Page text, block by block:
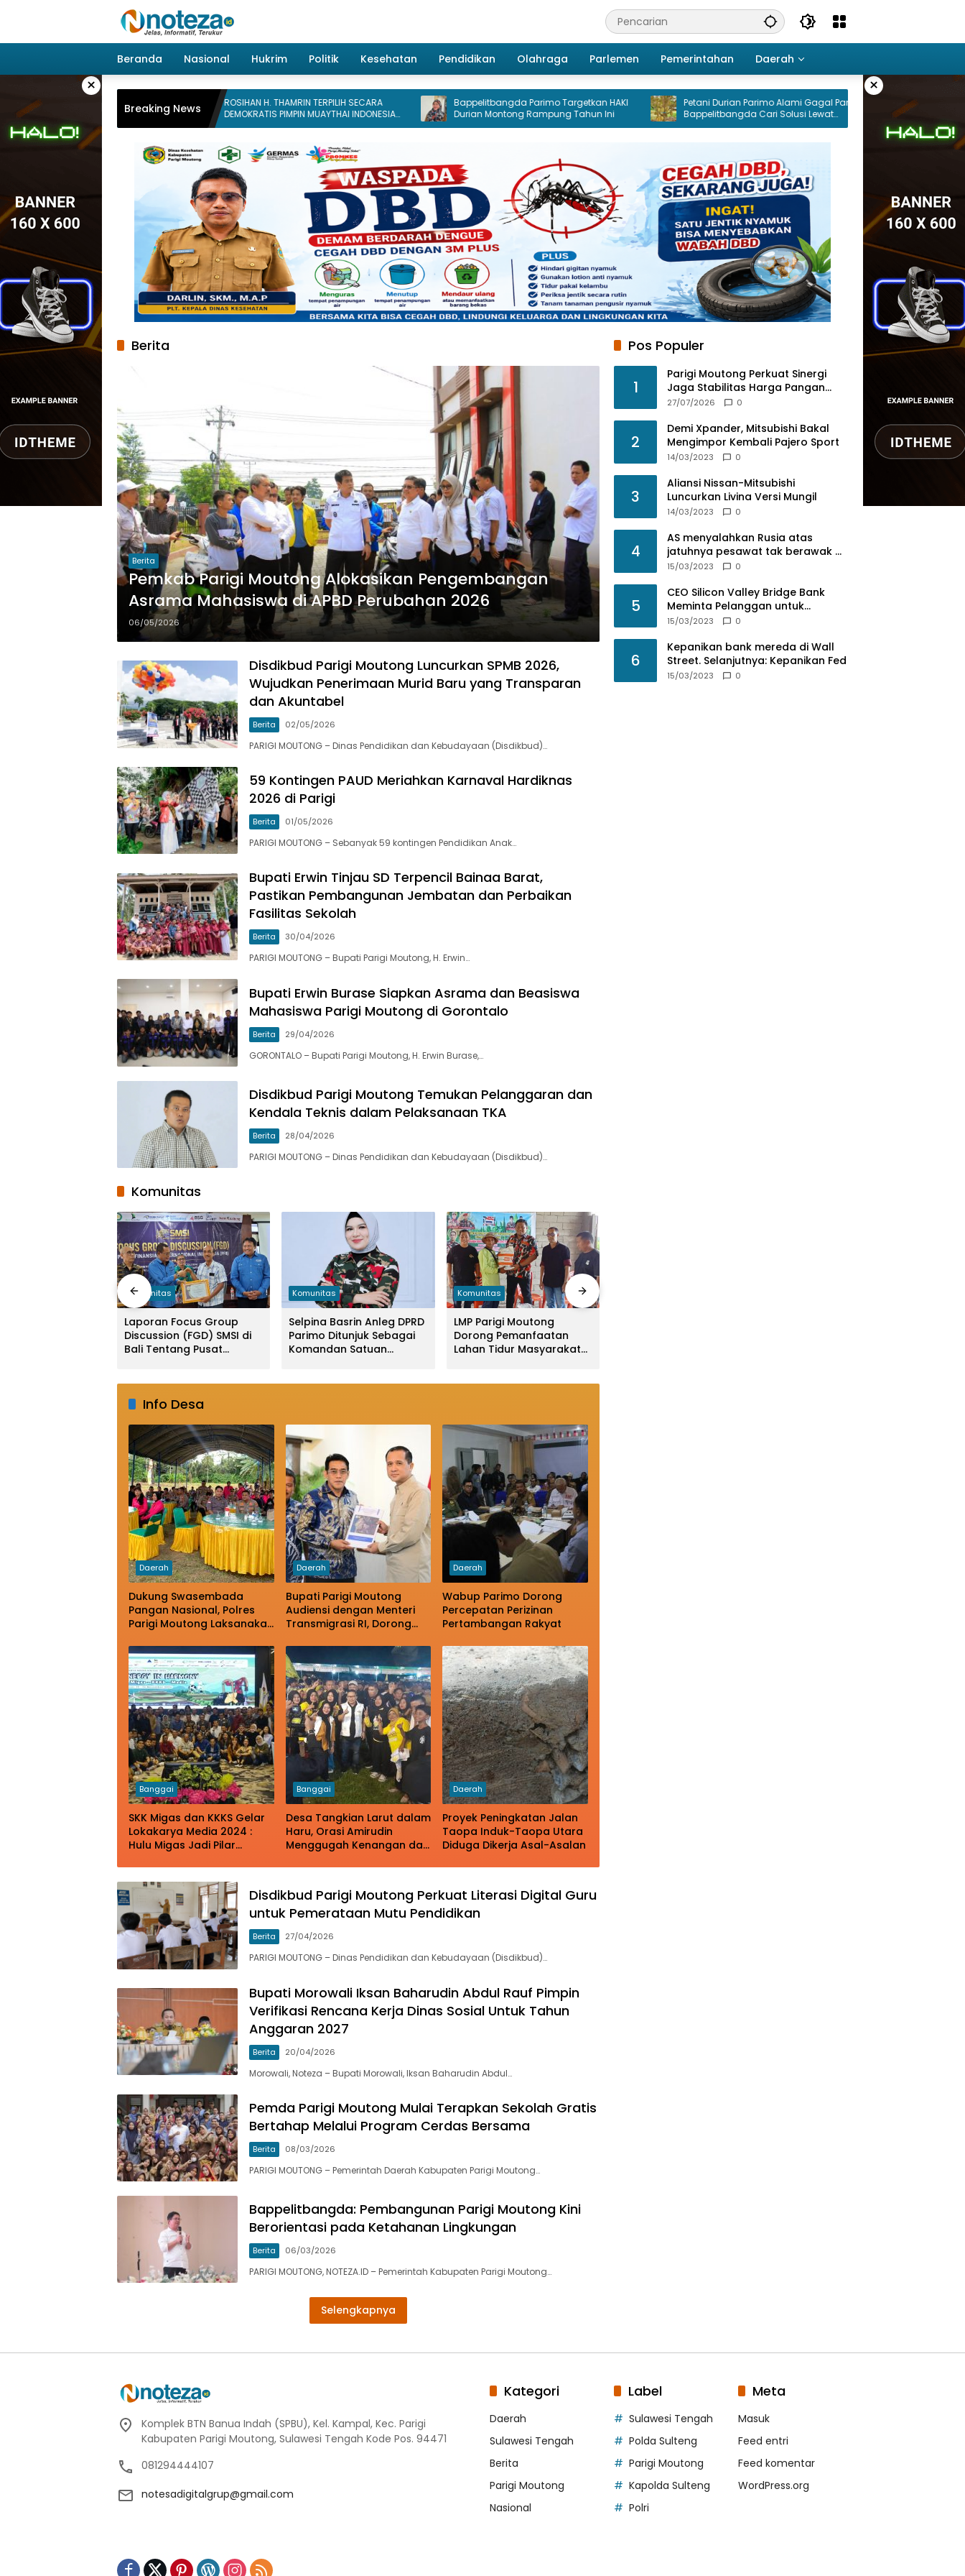
Beranda
Nasional Hukrim Politik Kesehatan Pendidikan Olahraga Parlemen Pemerintahan Daerah
× ×
Breaking News
Digelar,
Ajak Masyarakat
ROSIHAN H. THAMRIN TERPILIH SECARA
DEMOKRATIS PIMPIN MUAYTHAI INDONESIA
KOTA PALU
Bappelitbangda Parimo Targetkan HAKI
Durian Montong Rampung Tahun Ini
Petani Durian Parimo Alami Gagal Panen,
Bappelitbangda Cari Solusi Lewat
Penelitian
LMP Parimo Dorong Pemda
Masterplan Drainase Kota
Optimalisasi Kanal
Berita
Berita
Pemkab Parigi Moutong Alokasikan Pengembangan
Asrama Mahasiswa di APBD Perubahan 2026
06/05/2026
Disdikbud Parigi Moutong Luncurkan SPMB 2026,
Wujudkan Penerimaan Murid Baru yang Transparan
dan Akuntabel
Berita 02/05/2026
PARIGI MOUTONG – Dinas Pendidikan dan Kebudayaan (Disdikbud)…
59 Kontingen PAUD Meriahkan Karnaval Hardiknas
2026 di Parigi
Berita 01/05/2026
PARIGI MOUTONG – Sebanyak 59 kontingen Pendidikan Anak…
Bupati Erwin Tinjau SD Terpencil Bainaa Barat,
Pastikan Pembangunan Jembatan dan Perbaikan
Fasilitas Sekolah
Berita 30/04/2026
PARIGI MOUTONG – Bupati Parigi Moutong, H. Erwin…
Bupati Erwin Burase Siapkan Asrama dan Beasiswa
Mahasiswa Parigi Moutong di Gorontalo
Berita 29/04/2026
GORONTALO – Bupati Parigi Moutong, H. Erwin Burase,…
Disdikbud Parigi Moutong Temukan Pelanggaran dan
Kendala Teknis dalam Pelaksanaan TKA
Berita 28/04/2026
PARIGI MOUTONG – Dinas Pendidikan dan Kebudayaan (Disdikbud)…
Komunitas
Komunitas
Laporan Focus Group
Discussion (FGD) SMSI di
Bali Tentang Pusat
Arbitrage dan
Komunitas
Selpina Basrin Anleg DPRD
Parimo Ditunjuk Sebagai
Komandan Satuan
Komunitas
LMP Parigi Moutong
Dorong Pemanfaatan
Lahan Tidur Masyarakat
Info Desa
Daerah
Dukung Swasembada
Pangan Nasional, Polres
Parigi Moutong Laksanakan
Serentak
Daerah
Bupati Parigi Moutong
Audiensi dengan Menteri
Transmigrasi RI, Dorong
Transmigrasi Bahari Tomini
Raya
Daerah
Wabup Parimo Dorong
Percepatan Perizinan
Pertambangan Rakyat
Banggai
SKK Migas dan KKKS Gelar
Lokakarya Media 2024 :
Hulu Migas Jadi Pilar
Banggai
Desa Tangkian Larut dalam
Haru, Orasi Amirudin
Menggugah Kenangan dan
Daerah
Proyek Peningkatan Jalan
Taopa Induk-Taopa Utara
Diduga Dikerja Asal-Asalan
Disdikbud Parigi Moutong Perkuat Literasi Digital Guru
untuk Pemerataan Mutu Pendidikan
Berita 27/04/2026
PARIGI MOUTONG – Dinas Pendidikan dan Kebudayaan (Disdikbud)…
Bupati Morowali Iksan Baharudin Abdul Rauf Pimpin
Verifikasi Rencana Kerja Dinas Sosial Untuk Tahun
Anggaran 2027
Berita 20/04/2026
Morowali, Noteza – Bupati Morowali, Iksan Baharudin Abdul…
Pemda Parigi Moutong Mulai Terapkan Sekolah Gratis
Bertahap Melalui Program Cerdas Bersama
Berita 08/03/2026
PARIGI MOUTONG – Pemerintah Daerah Kabupaten Parigi Moutong…
Bappelitbangda: Pembangunan Parigi Moutong Kini
Berorientasi pada Ketahanan Lingkungan
Berita 06/03/2026
PARIGI MOUTONG, NOTEZA.ID – Pemerintah Kabupaten Parigi Moutong…
Selengkapnya
Pos Populer
1
Parigi Moutong Perkuat Sinergi
Jaga Stabilitas Harga Pangan
Lewat Rakor Inflasi Nasional
27/07/2026 0
2
Demi Xpander, Mitsubishi Bakal
Mengimpor Kembali Pajero Sport
14/03/2023 0
3
Aliansi Nissan-Mitsubishi
Luncurkan Livina Versi Mungil
14/03/2023 0
4
AS menyalahkan Rusia atas
jatuhnya pesawat tak berawak di
Laut Hitam, Moskow menyangkal
15/03/2023 0
5
CEO Silicon Valley Bridge Bank
Meminta Pelanggan untuk
menyetor ulang dana Mereka
15/03/2023 0
6
Kepanikan bank mereda di Wall
Street. Selanjutnya: Kepanikan Fed
15/03/2023 0
Komplek BTN Banua Indah (SPBU), Kel. Kampal, Kec. Parigi
Kabupaten Parigi Moutong, Sulawesi Tengah Kode Pos. 94471
081294444107
notesadigitalgrup@gmail.com
Kategori
Daerah
Sulawesi Tengah
Berita
Parigi Moutong
Nasional
Label
Sulawesi Tengah
Polda Sulteng
Parigi Moutong
Kapolda Sulteng
Polri
Meta
Masuk
Feed entri
Feed komentar
WordPress.org